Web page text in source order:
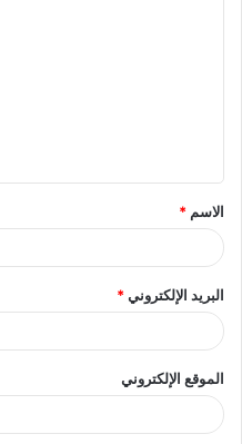
ق
*
الاسم *
البريد الإلكتروني*
الموقع الإلكتروني